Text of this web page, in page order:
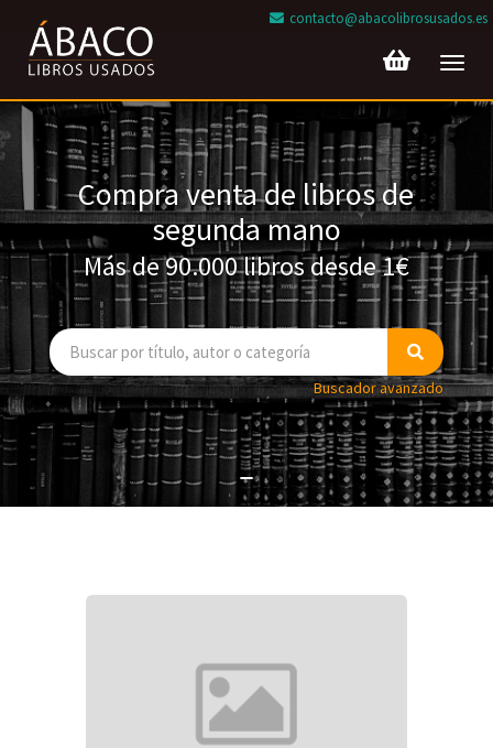
contacto@abacolibrosusados.es
Compra venta de libros de
segunda mano
Más de 90.000 libros desde 1€
Buscador avanzado